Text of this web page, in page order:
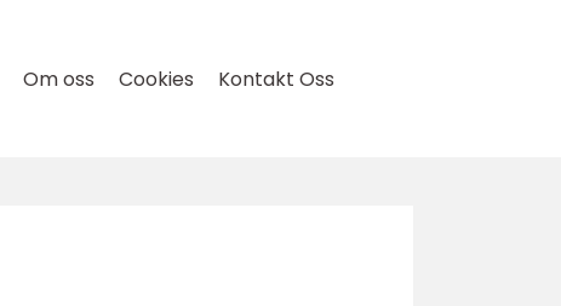
Om oss Cookies Kontakt Oss